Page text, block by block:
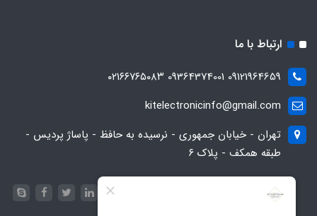
ارتباط با ما
09121964659 09364374001 ۰۲۱۶۶۷۶۵۰۸۳
kitelectronicinfo@gmail.com
تهران - خیابان جمهوری - نرسیده به حافظ - پاساژ پردیس -
طبقه همکف - پلاک ۶